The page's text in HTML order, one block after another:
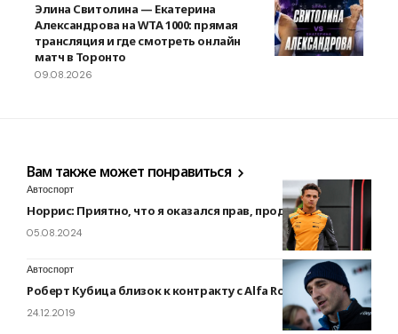
Элина Свитолина — Екатерина
Александрова на WTA 1000: прямая
трансляция и где смотреть онлайн
матч в Торонто
09.08.2026
Вам также может понравиться
Автоспорт
Норрис: Приятно, что я оказался прав, продлив контракт
05.08.2024
Автоспорт
Роберт Кубица близок к контракту с Alfa Romeo
24.12.2019